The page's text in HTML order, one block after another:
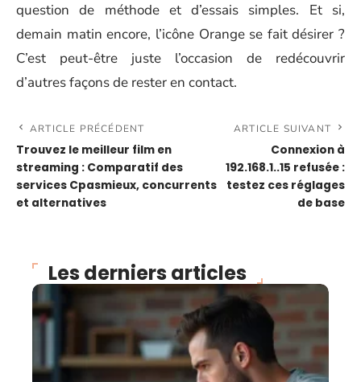
question de méthode et d’essais simples. Et si,
demain matin encore, l’icône Orange se fait désirer ?
C’est peut-être juste l’occasion de redécouvrir
d’autres façons de rester en contact.
ARTICLE PRÉCÉDENT
Trouvez le meilleur film en
streaming : Comparatif des
services Cpasmieux, concurrents
et alternatives
ARTICLE SUIVANT
Connexion à
192.168.1..15 refusée :
testez ces réglages
de base
Les derniers articles